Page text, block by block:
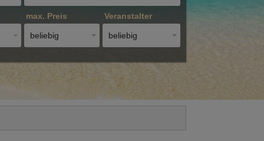
max. Preis
beliebig
Veranstalter
beliebig